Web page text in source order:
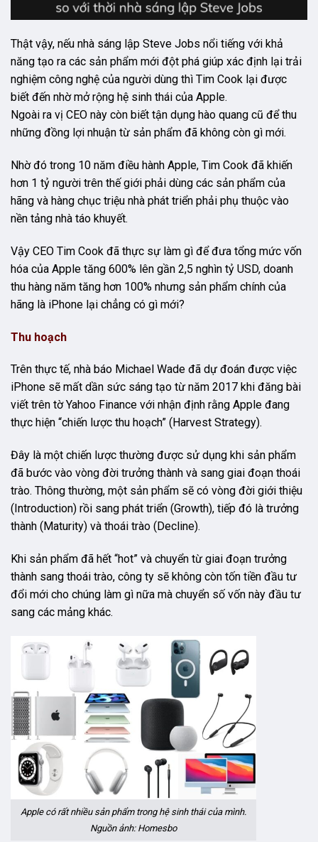
Thật vậy, nếu nhà sáng lập Steve Jobs nổi tiếng với khả
năng tạo ra các sản phẩm mới đột phá giúp xác định lại trải
nghiệm công nghệ của người dùng thì Tim Cook lại được
biết đến nhờ mở rộng hệ sinh thái của Apple.
Ngoài ra vị CEO này còn biết tận dụng hào quang cũ để thu
những đồng lợi nhuận từ sản phẩm đã không còn gì mới.
Nhờ đó trong 10 năm điều hành Apple, Tim Cook đã khiến
hơn 1 tỷ người trên thế giới phải dùng các sản phẩm của
hãng và hàng chục triệu nhà phát triển phải phụ thuộc vào
nền tảng nhà táo khuyết.
Vậy CEO Tim Cook đã thực sự làm gì để đưa tổng mức vốn
hóa của Apple tăng 600% lên gần 2,5 nghìn tỷ USD, doanh
thu hàng năm tăng hơn 100% nhưng sản phẩm chính của
hãng là iPhone lại chẳng có gì mới?
Thu hoạch
Trên thực tế, nhà báo Michael Wade đã dự đoán được việc
iPhone sẽ mất dần sức sáng tạo từ năm 2017 khi đăng bài
viết trên tờ Yahoo Finance với nhận định rằng Apple đang
thực hiện “chiến lược thu hoạch” (Harvest Strategy).
Đây là một chiến lược thường được sử dụng khi sản phẩm
đã bước vào vòng đời trưởng thành và sang giai đoạn thoái
trào. Thông thường, một sản phẩm sẽ có vòng đời giới thiệu
(Introduction) rồi sang phát triển (Growth), tiếp đó là trưởng
thành (Maturity) và thoái trào (Decline).
Khi sản phẩm đã hết “hot” và chuyển từ giai đoạn trưởng
thành sang thoái trào, công ty sẽ không còn tốn tiền đầu tư
đổi mới cho chúng làm gì nữa mà chuyển số vốn này đầu tư
sang các mảng khác.
Apple có rất nhiều sản phẩm trong hệ sinh thái của mình.
Nguồn ảnh: Homesbo